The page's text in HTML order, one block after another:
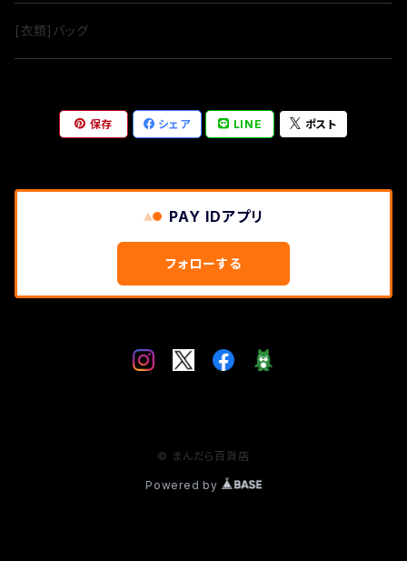
[衣類]バッグ
保存 シェア LINE ポスト
PAY IDアプリ
フォローする
© まんだら百貨店
Powered by